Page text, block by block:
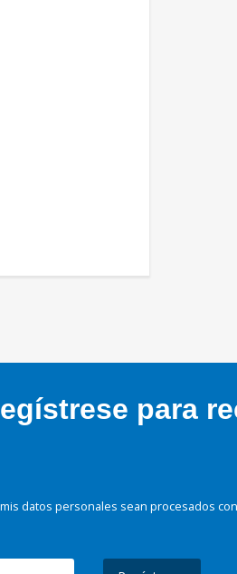
para
datos personales sean procesados